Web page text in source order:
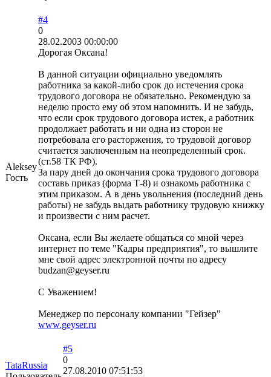
Aleksey
Гость
#4
0
28.02.2003 00:00:00
Дорогая Оксана!
В данной ситуации официально уведомлять
работника за какой-либо срок до истечения срока
трудового договора не обязательно. Рекомендую за
неделю просто ему об этом напомнить. И не забудь,
что если срок трудового договора истек, а работник
продолжает работать и ни одна из сторон не
потребовала его расторжения, то трудовой договор
считается заключенным на неопределенный срок.
(ст.58 ТК РФ).
За пару дней до окончания срока трудового договора
составь приказ (форма Т-8) и ознакомь работника с
этим приказом. А в день увольнения (последний день
работы) не забудь выдать работнику трудовую книжку
и произвести с ним расчет.
Оксана, если Вы желаете общаться со мной через
интернет по теме "Кадры предприятия", то вышлите
мне свой адрес электронной почты по адресу
budzan@geyser.ru
С Уважением!
Менеджер по персоналу компании "Гейзер"
www.geyser.ru
TataRussia
#5
0
27.08.2010 07:51:53